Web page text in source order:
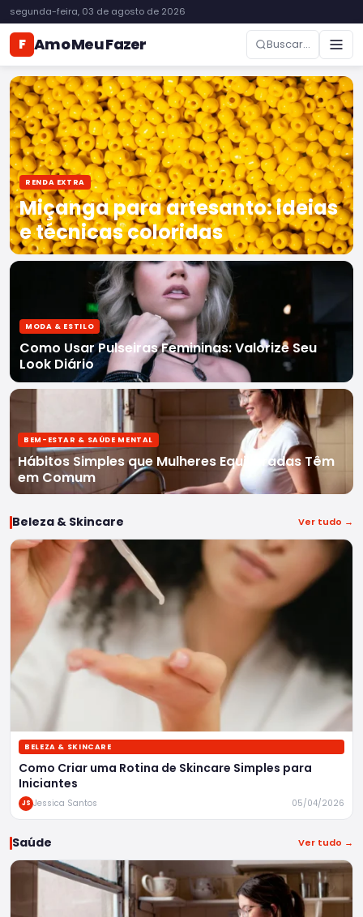
segunda-feira, 03 de agosto de 2026
F Amo Meu Fazer Buscar...
RENDA EXTRA
Miçanga para artesanto: ideias
e técnicas coloridas
MODA & ESTILO
Como Usar Pulseiras Femininas: Valorize Seu
Look Diário
BEM-ESTAR & SAÚDE MENTAL
Hábitos Simples que Mulheres Equilibradas Têm
em Comum
Beleza & Skincare Ver tudo →
BELEZA & SKINCARE
Como Criar uma Rotina de Skincare Simples para
Iniciantes
JS Jessica Santos 05/04/2026
Saúde Ver tudo →